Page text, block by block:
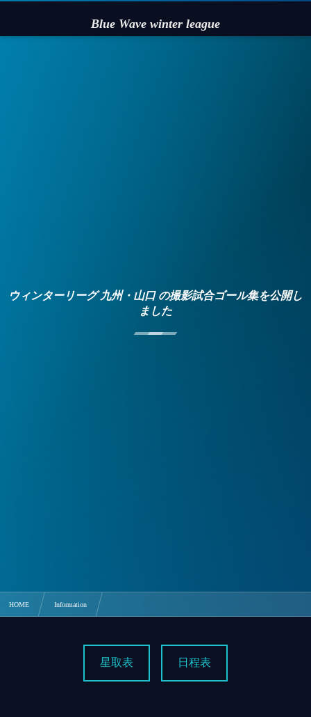
Blue Wave winter league
ウィンターリーグ 九州・山口 の撮影試合ゴール集を公開し
ました
HOME Information
星取表 日程表